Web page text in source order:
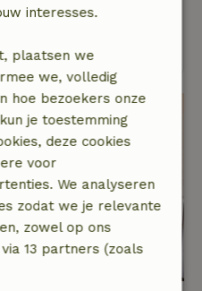
9,2/10
interesses.
plaatsen we
we, volledig
hoe bezoekers onze
je toestemming
deze cookies
voor
We analyseren
zodat we je relevante
zowel op ons
13 partners (zoals